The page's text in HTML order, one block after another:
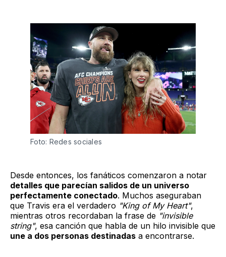
Foto: Redes sociales
Desde entonces, los fanáticos comenzaron a notar
detalles que parecían salidos de un universo
perfectamente conectado. Muchos aseguraban
que Travis era el verdadero "King of My Heart",
mientras otros recordaban la frase de "invisible
string", esa canción que habla de un hilo invisible que
une a dos personas destinadas a encontrarse.